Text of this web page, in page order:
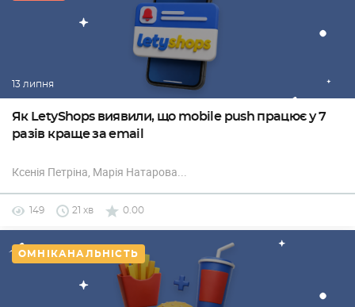
13 липня
Як LetyShops виявили, що mobile push працює у 7
разів краще за email
Ксенія Петріна, Марія Натарова...
149 21 хв 0.00
ОМНІКАНАЛЬНІСТЬ